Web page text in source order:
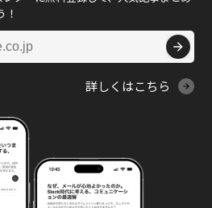
！
詳しくはこちら